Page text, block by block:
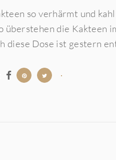
so verhärmt und
überstehen die Kakteen
diese Dose ist gestern